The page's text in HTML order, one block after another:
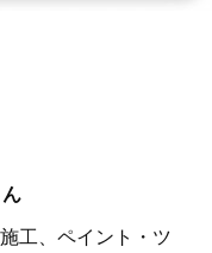
工、ペイント・ツ